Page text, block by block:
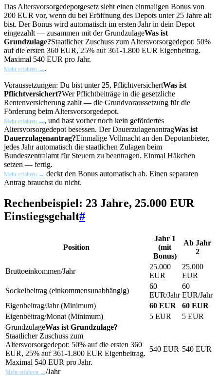
Das Altersvorsorgedepotgesetz sieht einen einmaligen Bonus von
200 EUR vor, wenn du bei Eröffnung des Depots unter 25 Jahre alt
bist. Der Bonus wird automatisch im ersten Jahr in dein Depot
eingezahlt — zusammen mit derGrundzulageWas ist
Grundzulage?Staatlicher Zuschuss zum Altersvorsorgedepot: 50%
auf die ersten 360 EUR, 25% auf 361-1.800 EUR Eigenbeitrag.
Maximal 540 EUR pro Jahr.
Mehr erfahren → .
Voraussetzungen: Du bist unter 25, PflichtversichertWas ist
Pflichtversichert?Wer Pflichtbeiträge in die gesetzliche
Rentenversicherung zahlt — die Grundvoraussetzung für die
Förderung beim Altersvorsorgedepot.
Mehr erfahren → , und hast vorher noch kein gefördertes
Altersvorsorgedepot besessen. DerDauerzulagenantragWas ist
Dauerzulagenantrag?Einmalige Vollmacht an den Depotanbieter,
jedes Jahr automatisch die staatlichen Zulagen beim
Bundeszentralamt für Steuern zu beantragen. Einmal Häkchen
setzen — fertig.
Mehr erfahren → deckt den Bonus automatisch ab. Einen separaten
Antrag brauchst du nicht.
Rechenbeispiel: 23 Jahre, 25.000 EUR
Einstiegsgehalt#
Position
Jahr 1
(mit
Bonus)
Ab Jahr
2
Bruttoeinkommen/Jahr
25.000
EUR
25.000
EUR
Sockelbeitrag (einkommensunabhängig)
60
EUR/Jahr
60
EUR/Jahr
Eigenbeitrag/Jahr (Minimum)
60 EUR
60 EUR
Eigenbeitrag/Monat (Minimum)
5 EUR
5 EUR
GrundzulageWas ist Grundzulage?
Staatlicher Zuschuss zum
Altersvorsorgedepot: 50% auf die ersten 360
EUR, 25% auf 361-1.800 EUR Eigenbeitrag.
Maximal 540 EUR pro Jahr.
Mehr erfahren →/Jahr
540 EUR 540 EUR